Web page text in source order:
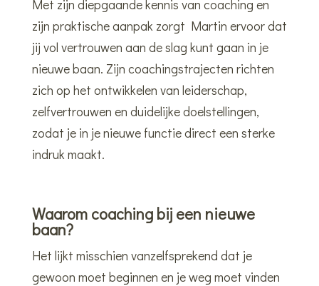
Met zijn diepgaande kennis van coaching en
zijn praktische aanpak zorgt Martin ervoor dat
jij vol vertrouwen aan de slag kunt gaan in je
nieuwe baan. Zijn coachingstrajecten richten
zich op het ontwikkelen van leiderschap,
zelfvertrouwen en duidelijke doelstellingen,
zodat je in je nieuwe functie direct een sterke
indruk maakt.
Waarom coaching bij een nieuwe
baan?
Het lijkt misschien vanzelfsprekend dat je
gewoon moet beginnen en je weg moet vinden